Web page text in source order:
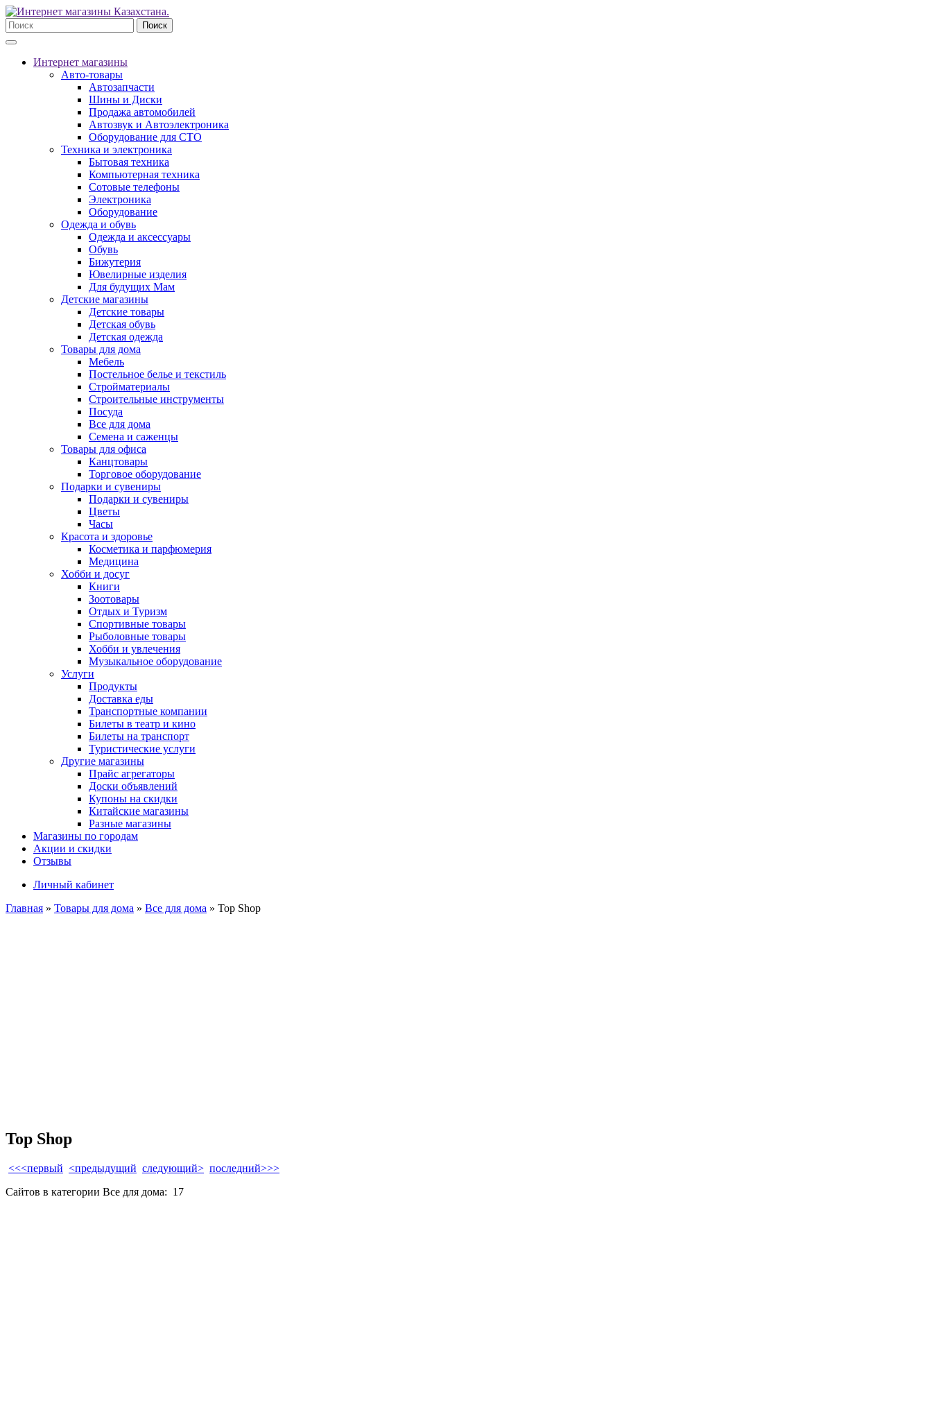
Поиск
Интернет магазины
Авто-товары
Автозапчасти
Шины и Диски
Продажа автомобилей
Автозвук и Автоэлектроника
Оборудование для СТО
Техника и электроника
Бытовая техника
Компьютерная техника
Сотовые телефоны
Электроника
Оборудование
Одежда и обувь
Одежда и аксессуары
Обувь
Бижутерия
Ювелирные изделия
Для будущих Мам
Детские магазины
Детские товары
Детская обувь
Детская одежда
Товары для дома
Мебель
Постельное белье и текстиль
Стройматериалы
Строительные инструменты
Посуда
Все для дома
Семена и саженцы
Товары для офиса
Канцтовары
Торговое оборудование
Подарки и сувениры
Подарки и сувениры
Цветы
Часы
Красота и здоровье
Косметика и парфюмерия
Медицина
Хобби и досуг
Книги
Зоотовары
Отдых и Туризм
Спортивные товары
Рыболовные товары
Хобби и увлечения
Музыкальное оборудование
Услуги
Продукты
Доставка еды
Транспортные компании
Билеты в театр и кино
Билеты на транспорт
Туристические услуги
Другие магазины
Прайс агрегаторы
Доски объявлений
Купоны на скидки
Китайские магазины
Разные магазины
Магазины по городам
Акции и скидки
Отзывы
Личный кабинет
Главная » Товары для дома » Все для дома » Top Shop
Top Shop
<<<первый <предыдущий следующий> последний>>>
Сайтов в категории Все для дома: 17